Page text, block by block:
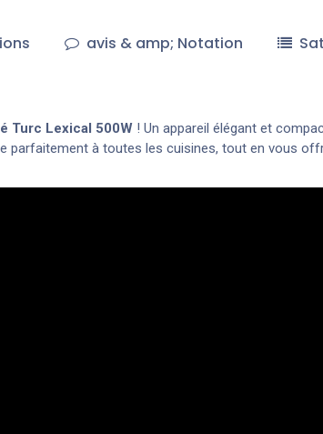
avis & amp; Notation
Turc Lexical 500W ! Un appareil élégant et
parfaitement à toutes les cuisines, tout en vous